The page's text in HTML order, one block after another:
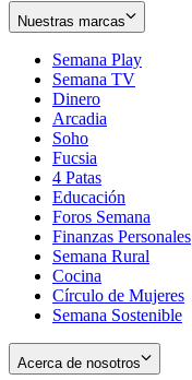
Nuestras marcas
Semana Play
Semana TV
Dinero
Arcadia
Soho
in
new
window
Fucsia
in
new
window
4 Patas
Educación
Foros Semana
Finanzas Personales
Semana Rural
Cocina
Círculo de Mujeres
Semana Sostenible
Acerca de nosotros